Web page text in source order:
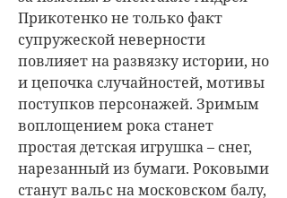
Прикотенко не только факт
супружеской неверности
повлияет на развязку истории, но
и цепочка случайностей, мотивы
поступков персонажей. Зримым
воплощением рока станет
простая детская игрушка – снег,
нарезанный из бумаги. Роковыми
станут вальс на московском балу,